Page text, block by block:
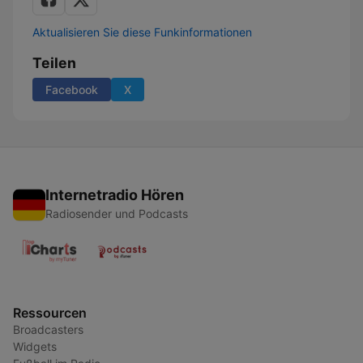
Aktualisieren Sie diese Funkinformationen
Teilen
Facebook X
Internetradio Hören
Radiosender und Podcasts
Ressourcen
Broadcasters
Widgets